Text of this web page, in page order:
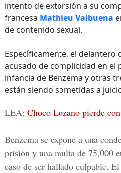
intento de extorsión a su
francesa Mathieu Valbuena
de contenido sexual.
Específicamente, el delantero
acusado de complicidad en el
infancia de Benzema y otras
están siendo sometidas a
LEA: Choco Lozano pierde
Benzema se expone a una
prisión y una multa de 75,000
caso de ser hallado culpable.